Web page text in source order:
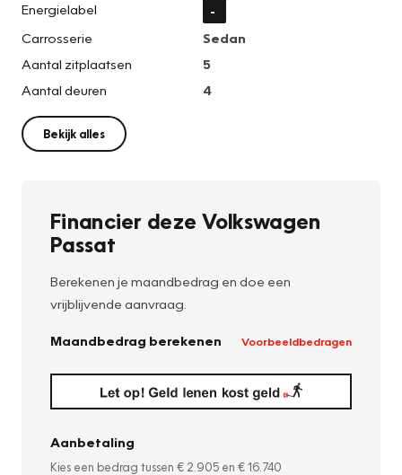
Energielabel
-
Carrosserie
Sedan
Aantal zitplaatsen
5
Aantal deuren
4
Bekijk alles
Financier deze Volkswagen
Passat
Berekenen je maandbedrag en doe een
vrijblijvende aanvraag.
Maandbedrag berekenen Voorbeeldbedragen
Aanbetaling
Kies een bedrag tussen € 2.905 en € 16.740